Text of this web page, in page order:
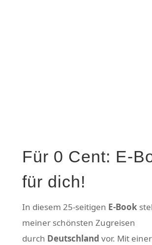
Für 0 Cent: E-
für dich!
In diesem 25-seitigen E-Book
meiner schönsten Zugreisen
durch Deutschland vor. Mit